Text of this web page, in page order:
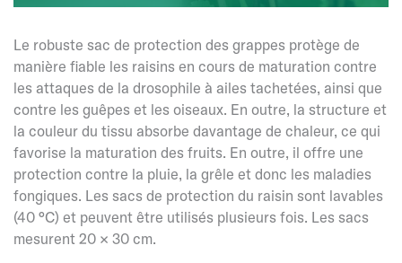
Le robuste sac de protection des grappes protège de
manière fiable les raisins en cours de maturation contre
les attaques de la drosophile à ailes tachetées, ainsi que
contre les guêpes et les oiseaux. En outre, la structure et
la couleur du tissu absorbe davantage de chaleur, ce qui
favorise la maturation des fruits. En outre, il offre une
protection contre la pluie, la grêle et donc les maladies
fongiques. Les sacs de protection du raisin sont lavables
(40 °C) et peuvent être utilisés plusieurs fois. Les sacs
mesurent 20 × 30 cm.